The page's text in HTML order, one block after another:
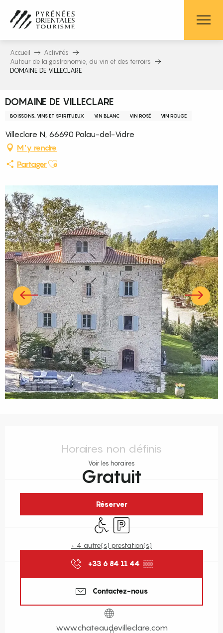
contenu
principal
Accueil
Activités
Autour de la gastronomie, du vin et des terroirs
DOMAINE DE VILLECLARE
DOMAINE DE VILLECLARE
BOISSONS, VINS ET SPIRITUEUX VIN BLANC VIN ROSÉ VIN ROUGE
Villeclare N, 66690 Palau-del-Vidre
M'y rendre
PartagerAjouter aux favoris
Horaires non définis
Voir les horaires
Gratuit
Réserver
Accès handicapés
Parking
+ 4 autre(s) prestation(s)
+33 6 84 11 44 ▒▒
Contactez-nous
www.chateaudevilleclare.com